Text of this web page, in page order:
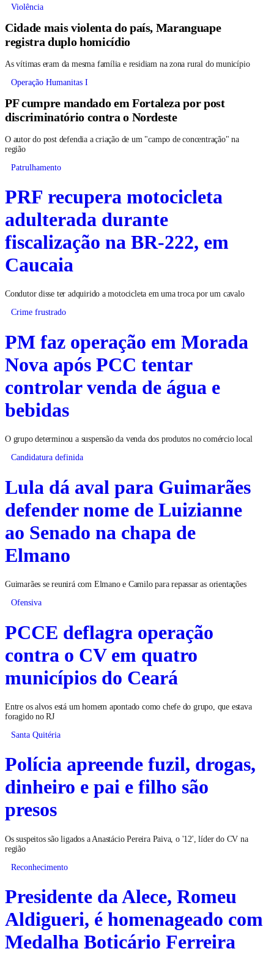
Violência
Cidade mais violenta do país, Maranguape
registra duplo homicídio
As vítimas eram da mesma família e residiam na zona rural do município
Operação Humanitas I
PF cumpre mandado em Fortaleza por post
discriminatório contra o Nordeste
O autor do post defendia a criação de um "campo de concentração" na
região
Patrulhamento
PRF recupera motocicleta
adulterada durante
fiscalização na BR-222, em
Caucaia
Condutor disse ter adquirido a motocicleta em uma troca por um cavalo
Crime frustrado
PM faz operação em Morada
Nova após PCC tentar
controlar venda de água e
bebidas
O grupo determinou a suspensão da venda dos produtos no comércio local
Candidatura definida
Lula dá aval para Guimarães
defender nome de Luizianne
ao Senado na chapa de
Elmano
Guimarães se reunirá com Elmano e Camilo para repassar as orientações
Ofensiva
PCCE deflagra operação
contra o CV em quatro
municípios do Ceará
Entre os alvos está um homem apontado como chefe do grupo, que estava
foragido no RJ
Santa Quitéria
Polícia apreende fuzil, drogas,
dinheiro e pai e filho são
presos
Os suspeitos são ligados a Anastácio Pereira Paiva, o '12', líder do CV na
região
Reconhecimento
Presidente da Alece, Romeu
Aldigueri, é homenageado com
Medalha Boticário Ferreira